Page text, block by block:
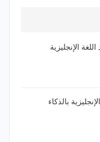
اللغة الإنجليزية
الإنجليزية بالذكاء